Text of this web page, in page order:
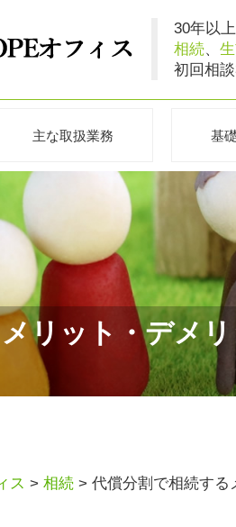
リット・デメ
30年以
相続、
初回相
主な取扱業務 基
ス > 相続 > 代償分割で相続する